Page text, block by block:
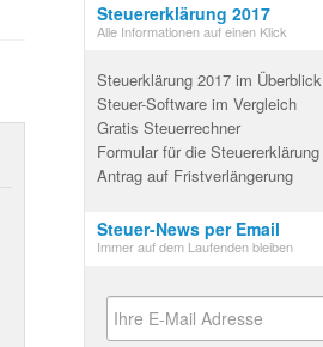
Steuererklärung 2017
Alle Informationen auf einen Klick
Steuerklärung 2017 im Überblick
Steuer-Software im Vergleich
Gratis Steuerrechner
Formular für die Steuererklärung
Antrag auf Fristverlängerung
Steuer-News per Email
Immer auf dem Laufenden bleiben